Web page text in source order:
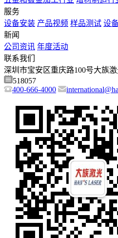
服务
设备安装 产品视频 样品测试 设
新闻
公司资讯 年度活动
联系我们
深圳市宝安区重庆路100号大族
518057
400-666-4000